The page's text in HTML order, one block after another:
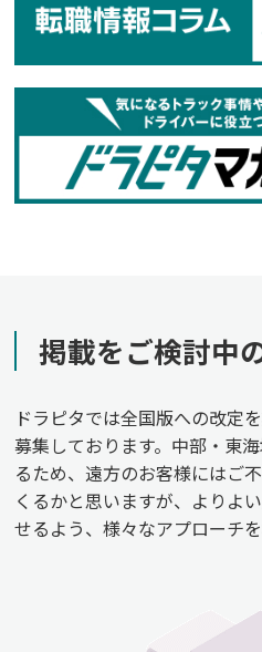
掲載をご検討中
ドラピタでは全国版への改定
募集しております。中部・東
るため、遠方のお客様にはご
くるかと思いますが、よりよ
せるよう、様々なアプローチ